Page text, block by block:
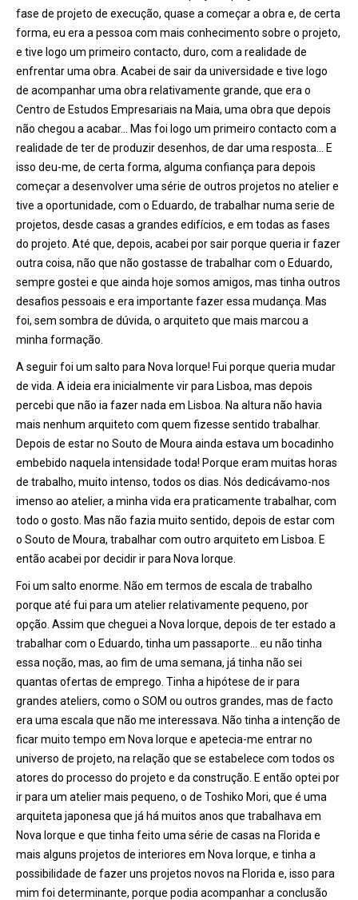
fase de projeto de execução, quase a começar a obra e, de certa
forma, eu era a pessoa com mais conhecimento sobre o projeto,
e tive logo um primeiro contacto, duro, com a realidade de
enfrentar uma obra. Acabei de sair da universidade e tive logo
de acompanhar uma obra relativamente grande, que era o
Centro de Estudos Empresariais na Maia, uma obra que depois
não chegou a acabar… Mas foi logo um primeiro contacto com a
realidade de ter de produzir desenhos, de dar uma resposta… E
isso deu-me, de certa forma, alguma confiança para depois
começar a desenvolver uma série de outros projetos no atelier e
tive a oportunidade, com o Eduardo, de trabalhar numa serie de
projetos, desde casas a grandes edifícios, e em todas as fases
do projeto. Até que, depois, acabei por sair porque queria ir fazer
outra coisa, não que não gostasse de trabalhar com o Eduardo,
sempre gostei e que ainda hoje somos amigos, mas tinha outros
desafios pessoais e era importante fazer essa mudança. Mas
foi, sem sombra de dúvida, o arquiteto que mais marcou a
minha formação.
A seguir foi um salto para Nova Iorque! Fui porque queria mudar
de vida. A ideia era inicialmente vir para Lisboa, mas depois
percebi que não ia fazer nada em Lisboa. Na altura não havia
mais nenhum arquiteto com quem fizesse sentido trabalhar.
Depois de estar no Souto de Moura ainda estava um bocadinho
embebido naquela intensidade toda! Porque eram muitas horas
de trabalho, muito intenso, todos os dias. Nós dedicávamo-nos
imenso ao atelier, a minha vida era praticamente trabalhar, com
todo o gosto. Mas não fazia muito sentido, depois de estar com
o Souto de Moura, trabalhar com outro arquiteto em Lisboa. E
então acabei por decidir ir para Nova Iorque.
Foi um salto enorme. Não em termos de escala de trabalho
porque até fui para um atelier relativamente pequeno, por
opção. Assim que cheguei a Nova Iorque, depois de ter estado a
trabalhar com o Eduardo, tinha um passaporte… eu não tinha
essa noção, mas, ao fim de uma semana, já tinha não sei
quantas ofertas de emprego. Tinha a hipótese de ir para
grandes ateliers, como o SOM ou outros grandes, mas de facto
era uma escala que não me interessava. Não tinha a intenção de
ficar muito tempo em Nova Iorque e apetecia-me entrar no
universo de projeto, na relação que se estabelece com todos os
atores do processo do projeto e da construção. E então optei por
ir para um atelier mais pequeno, o de Toshiko Mori, que é uma
arquiteta japonesa que já há muitos anos que trabalhava em
Nova Iorque e que tinha feito uma série de casas na Florida e
mais alguns projetos de interiores em Nova Iorque, e tinha a
possibilidade de fazer uns projetos novos na Florida e, isso para
mim foi determinante, porque podia acompanhar a conclusão